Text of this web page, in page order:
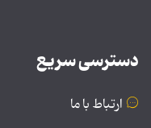
دسترسی سریع
ارتباط با ما